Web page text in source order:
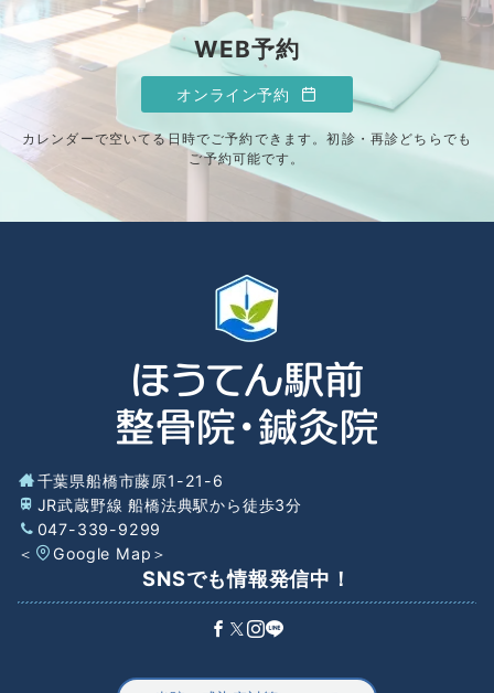
WEB予約
オンライン予約
カレンダーで空いてる日時でご予約できます。初診・再診どちらでも
ご予約可能です。
千葉県船橋市藤原1-21-6
JR武蔵野線 船橋法典駅から徒歩3分
047-339-9299
＜
Google Map ＞
SNSでも情報発信中！